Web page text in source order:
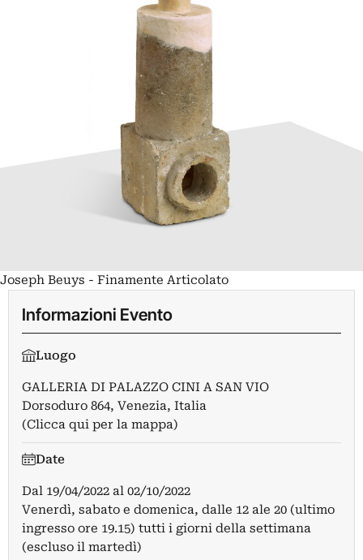
Joseph Beuys - Finamente Articolato
Informazioni Evento
Luogo
GALLERIA DI PALAZZO CINI A SAN VIO
Dorsoduro 864, Venezia, Italia
(Clicca qui per la mappa)
Date
Dal 19/04/2022 al 02/10/2022
Venerdì, sabato e domenica, dalle 12 ale 20 (ultimo
ingresso ore 19.15) tutti i giorni della settimana
(escluso il martedì)